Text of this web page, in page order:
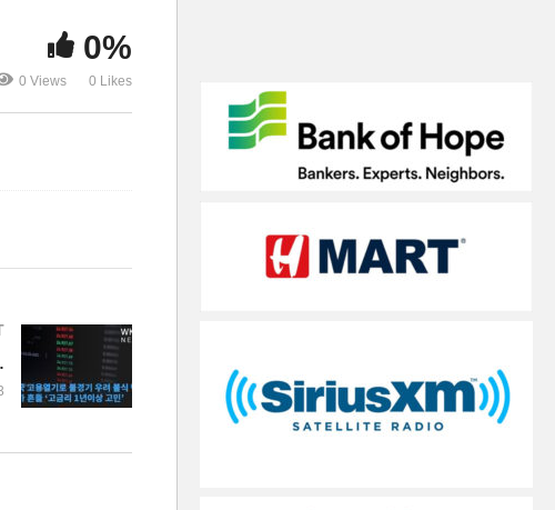
급변
0%
0 Views 0 Likes
이상 고민’